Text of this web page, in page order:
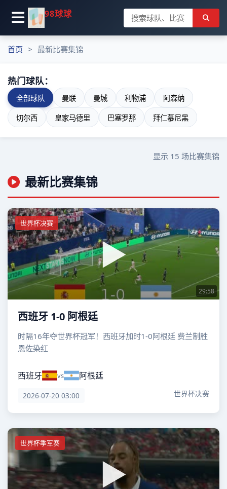
98球球
首页 最新比赛集锦
热门球队：
全部球队 曼联 曼城 利物浦 阿森纳
切尔西 皇家马德里 巴塞罗那 拜仁慕尼黑
显示 15 场比赛集锦
最新比赛集锦
世界杯决赛
29:58
西班牙 1-0 阿根廷
时隔16年夺世界杯冠军！西班牙加时1-0阿根廷 费兰制胜
恩佐染红
西班牙 vs 阿根廷
2026-07-20 03:00 世界杯决赛
世界杯季军赛